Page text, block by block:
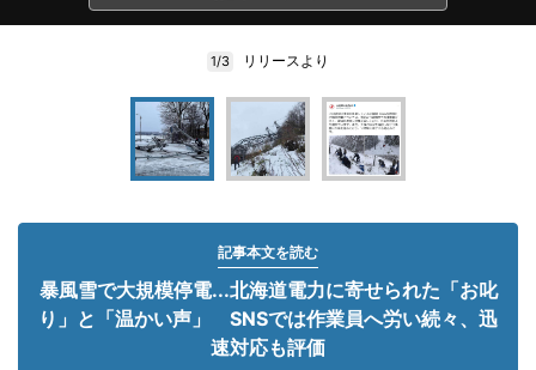
1/3 リリースより
記事本文を読む
暴風雪で大規模停電...北海道電力に寄せられた「お叱
り」と「温かい声」 SNSでは作業員へ労い続々、迅
速対応も評価